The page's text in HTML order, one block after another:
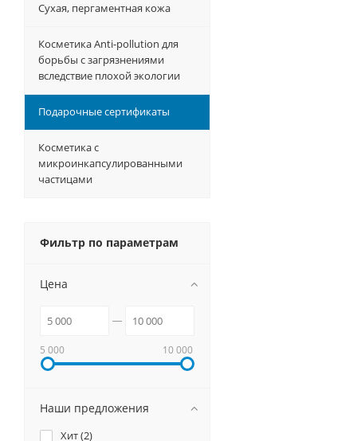
Сухая, пергаментная кожа
Косметика Anti-pollution для
борьбы с загрязнениями
вследствие плохой экологии
Подарочные сертификаты
Косметика с
микроинкапсулированными
частицами
Фильтр по параметрам
Цена
5 000 10 000
Наши предложения
Хит (2)